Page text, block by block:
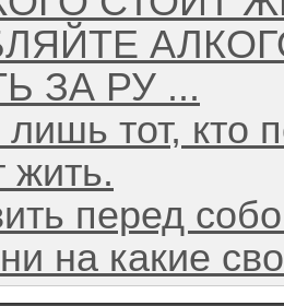
ЗА РУ ...
тот, кто
жить.
перед
на какие